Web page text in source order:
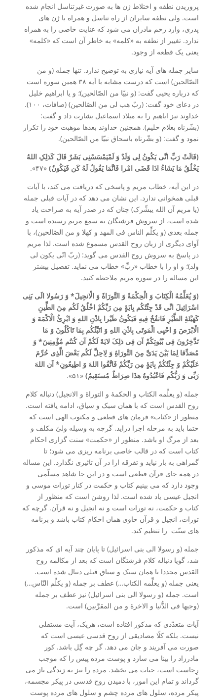
پروریدن نطفه و اختلاط ژن ها به صورت غیرتناسل انجام شده
است. ولی نطفه سایران از راه تناسل و همراه با ژن های
پدری، وارد رحم مادران می شود که عنایت خاصی را به همراه
ندارد. تغییر از نطفه به «کلمه» به خاطر آن است که «کلمه»
یعنی یک قطعه از وجود.
سایر جمله های آیه نیازی به توضیح ندارد. تنها جمله (و من
الصّالحین) است که درست مشابه با آیه ۳۸ همین سوره است
که درباره یحیی گفت: (و نبیّا من الصّالحین)؛ و یا ابراهیم خلیل
در دعای خود گفت: (ربّ هب لی من الصّالحین) (صافات، ۱۰۰).
خداوند نیز اباهیم را به میلاد اسماعیل بشارت داد و گفت:
(بشّرناه بغلام حلیم). همچنین خداوند بعدها موهبت خود را تکرار
نمود و گفت: (و بشّرناه باسحاق نبیّا من الصّالحین).
(قَالَتْ رَبِّ انَّی یَکُونُ لِی وَلَدٌ وَ لَمْیَمْسَسْنِی بَشَرٌ قَالَ کَذلِکِ اللهُ
یَخْلُقُ مَا یَشَاءُ اذَا قَضَی امْرا فَانَّمَا یَقُولُ لَهُ کَن فَیَکُونُ) «۴۷».
در این آیه، خطاب مریم و پاسخی که دریافت می کند، با آیات
قبلی همخوانی ندارد. این نشان می دهد که در آیات قبلی جمله
(یا مریم آن الله یبشِّرک) چنان که در صدر آیه به صراحت یاد
شده است، از سروش فرشتگان به سمع مریم رسیده است و
جمله بعدی (و یکلِّم الناس فی المهد و کهلا و من الصّالحین)، با
آوای دیگری از زبان روح القدس مسموع شده است. لذا مریم
در پاسخ به سروش روح القدس می گوید: (ربّ انّی یکون لی
ولد)؛ و او را با خطاب «ربِّ» خطاب می نماید. تفصیل بیشتر
این مساله را در سوره مریم ملاحظه کنید.
(وَ یُعَلِّمُهُ الْکِتَابَ وَ الْحِکْمَۀَ وَ التَّورَاۀَ وَ الْانجِیلَ* وَ رَسُولا الَی بَنِی
اسْرَائِیلَ انِّی قَدْ جِئْتُکُم بِایَۀٍ مِن رَبِّکُمْ اخْلُقُ لَکُم مِنَ الطِّینِ
کَهَیْئَۀِ الطَّیْرِ فَانفُخُ فِیهِ فَیَکُونُ طَیْرا بِاذْنِ اللهِ وَ ابْرِئُ الْاکْمَهَ وَ
الْابْرَصَ وَ احْیِی الْمَوتَی بِاذْنِ اللهِ وَ انَبِّئُکُم بِمَا تَاکُلُونَ وَ مَا
تَدَّخِرُونَ فِی بُیُوتِکُمْ آن فِی ذلِکَ لایَۀً لَکُمْ آن کُنتُم مُؤْمِنِینَ* وَ
مُصَدِّقا لِمَا بَیْنَ یَدَیَّ مِنَ التَّورَاۀِ وَ لِاحِلَّ لَکُم بَعْضَ الَّذِی حُرِّمَ
عَلَیْکُمْ وَ جِئْتُکُمْ بِایَۀٍ مِن رَبِّکُمْ فَاتَّقُوا اللهَ وَ اطِیعُونِ* آن اللهَ
رَبِّی وَ رَبُّکُم فَاعْبُدُوهُ هذَا صِرَاطٌ مُستَقِیمٌ) «۵۱».
جمله (و یعلِّمه الکتاب و الحکمۀ و التوراۀ و الانجیل) دنباله کلام
روح القدس است که با همان سبک و سیاق، ادامه یافته است.
منظور از «کتاب» فرمان های قطعی و مکتوب الهی است که
حتما باید به مرحله اجرا دراید. گرچه به وسیله ولیّ مکلف و
بعد از مرگ او باشد. منظور از «حکمت» سنت گزاری احکام
کتاب است که در قالب خاصی برنامه ریزی می شود؛ تا
گمراهی به بار نیاید و تفرقه ارا در آن تاثیری نگذارد. این مساله
در همه جای قرآن قطعی است و در این جا شاهد مسلّمی
وجود دارد که می بینیم کتاب و حکمت در کنار تورات موسی و
انجیل عیسی یاد شده است. لذا روشن است که منظور از
کتاب و حکمت، نه تورات است و نه انجیل و نه قرآن. گرچه که
تورات، انجیل و قرآن حاوی همان احکام کتاب باشد و برنامه
های سنّت را تنظیم کند.
جمله (و رسولا الی بنی اسرائیل) تا پایان چند آیه ای که مذکور
شد، گویا دنباله کلام فرشتگان است که بعد از مکالمه روح
القدس مجددا با همان سبک و سیاق قبلی دنبال شده است.
یعنی جمله (و یعلِّمه الکتاب…) عطف بر جمله (و یکلِّم النّاس…)
است. جمله (و رسولا الی بنی اسرائیل) نیز عطف بر جمله
(وجیها فی الدُّنیا و الاخرۀ و من المقرَّبین) است.
آیات متعدّدی که مذکور افتاده است، هریک، آیت مستقلی
نیست. بلکه کلّا مصادیقی از روح قدسی عیسی است که
صورت می آفریند و جان می دهد. گر چه گِل باشد. کور
مادرزاد را بینا می سازد و پوست مرده پیس را که موجب
رِجاست است، حیات می بخشد. مرده را نیز به زندگی باز می
گرداند و تمام این امور، با دمیدن روح قدسی در پیکر مجسمه،
پیکر مرده، سلول های مرده چشم و سلول های مرده پوست